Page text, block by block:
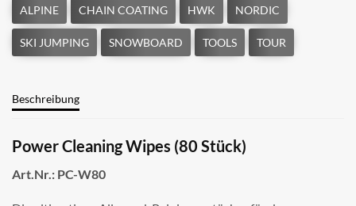
Beschreibung
Power Cleaning Wipes (80 Stück)
Art.Nr.: PC-W80